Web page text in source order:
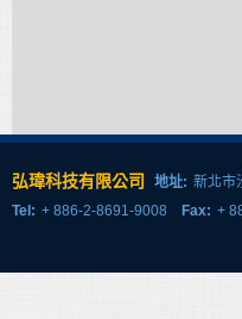
弘瑋科技有限公司 地址: 新北市
Tel: + 886-2-8691-9008 Fax: +